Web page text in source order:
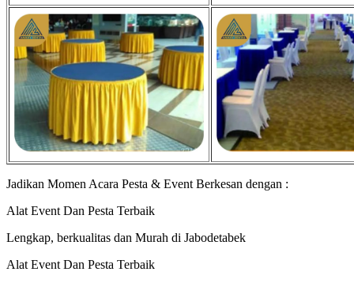
Jadikan Momen Acara Pesta & Event Berkesan dengan :
Alat Event Dan Pesta Terbaik
Lengkap, berkualitas dan Murah di Jabodetabek
Alat Event Dan Pesta Terbaik